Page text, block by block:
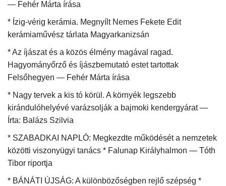
— Fehér Márta írása
* Ízig-vérig kerámia. Megnyílt Nemes Fekete Edit
kerámiaművész tárlata Magyarkanizsán
* Az íjászat és a közös élmény magával ragad.
Hagyományőrző és íjászbemutató estet tartottak
Felsőhegyen — Fehér Márta írása
* Nagy tervek a kis tó körül. A környék legszebb
kirándulóhelyévé varázsolják a bajmoki kendergyárat —
Írta: Balázs Szilvia
* SZABADKAI NAPLÓ: Megkezdte működését a nemzetek
közötti viszonyügyi tanács * Falunap Királyhalmon — Tóth
Tibor riportja
* BÁNÁTI ÚJSÁG: A különbözőségben rejlő szépség *